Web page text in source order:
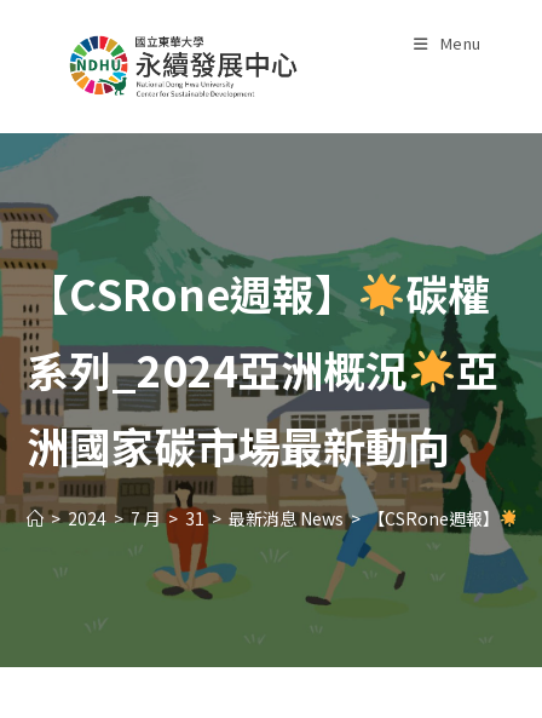
Menu
【CSRone週報】
碳權
系列_2024亞洲概況
亞
洲國家碳市場最新動向
> 2024 > 7 月 > 31 > 最新消息 News > 【CSRone週報】